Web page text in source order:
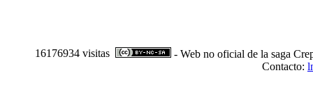
16176934 visitas
- Web no oficial de la saga
Contacto: